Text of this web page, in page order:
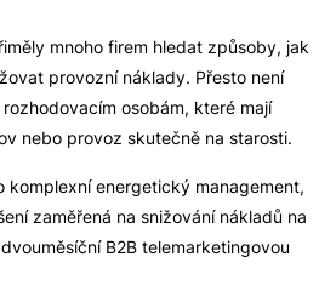
mnoho firem hledat způsoby, jak
provozní náklady. Přesto není
osobám, které mají
nebo provoz skutečně na starosti.
komplexní energetický management,
zaměřená na snižování nákladů na
B2B telemarketingovou